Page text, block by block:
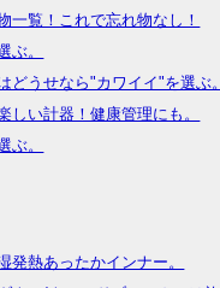
一覧！これで忘れ物なし！
ぶ。
どうせなら"カワイイ"を選ぶ。
しい計器！健康管理にも。
ぶ。
発熱あったかインナー。